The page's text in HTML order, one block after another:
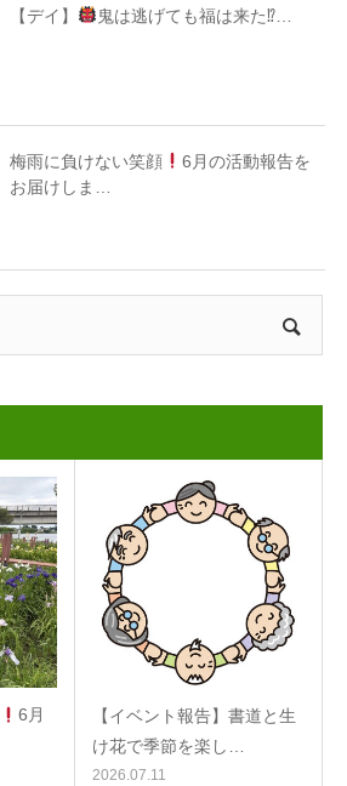
【デイ】 鬼は逃げても福は来た⁉…
梅雨に負けない笑顔
6月の活動報告を
お届けしま…
6月
【イベント報告】書道と生
け花で季節を楽し…
2026.07.11